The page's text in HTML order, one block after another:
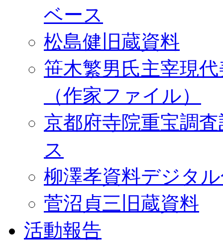
ベース
松島健旧蔵資料
笹木繁男氏主宰現
（作家ファイル）
京都府寺院重宝調
ス
柳澤孝資料デジタ
菅沼貞三旧蔵資料
活動報告